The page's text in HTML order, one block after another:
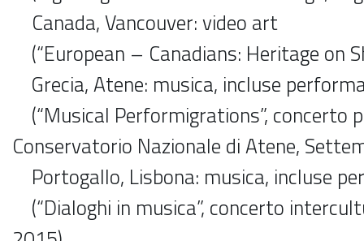
Canada, Vancouver: video art
(“European – Canadians: Heritage on
Grecia, Atene: musica, incluse
(“Musical Performigrations”, concerto
Conservatorio Nazionale di Atene,
Portogallo, Lisbona: musica, incluse
(“Dialoghi in musica”, concerto